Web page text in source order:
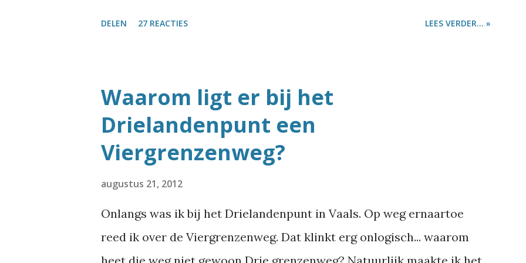
Monopoly-spel eigenlijk zijn. In de top-10 met straatnamen die in het
Nederland het meest voorkomen, staat één straat uit Monopoly: de
Dorpsstraat . Die komt in Nederland 315 keer voor, van Aalsmeer tot
Zwolle. De Brink komt 67 keer voor, van Almelo tot Zuidwolde. Op 43
Dan komen we bij een bijzonder geval: de Houtstraat komt 32 keer
voor in Nederland (van Almere tot Wolvega), maar vreemd...
DELEN 27 REACTIES LEES VERDER... »
Waarom ligt er bij het
Drielandenpunt een
Viergrenzenweg?
augustus 21, 2012
Onlangs was ik bij het Drielandenpunt in Vaals. Op weg ernaartoe
reed ik over de Viergrenzenweg. Dat klinkt erg onlogisch... waarom